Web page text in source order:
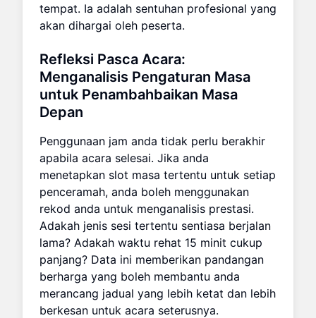
tempat. Ia adalah sentuhan profesional yang
akan dihargai oleh peserta.
Refleksi Pasca Acara:
Menganalisis Pengaturan Masa
untuk Penambahbaikan Masa
Depan
Penggunaan jam anda tidak perlu berakhir
apabila acara selesai. Jika anda
menetapkan slot masa tertentu untuk setiap
penceramah, anda boleh menggunakan
rekod anda untuk menganalisis prestasi.
Adakah jenis sesi tertentu sentiasa berjalan
lama? Adakah waktu rehat 15 minit cukup
panjang? Data ini memberikan pandangan
berharga yang boleh membantu anda
merancang jadual yang lebih ketat dan lebih
berkesan untuk acara seterusnya.